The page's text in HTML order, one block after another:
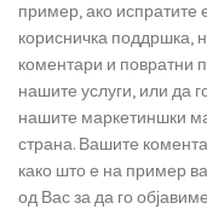
пример, ако испратите
корисничка поддршка,
коментари и повратни
нашите услуги, или да
нашите маркетиншки
страна. Вашите
како што е на пример
од Вас за да го